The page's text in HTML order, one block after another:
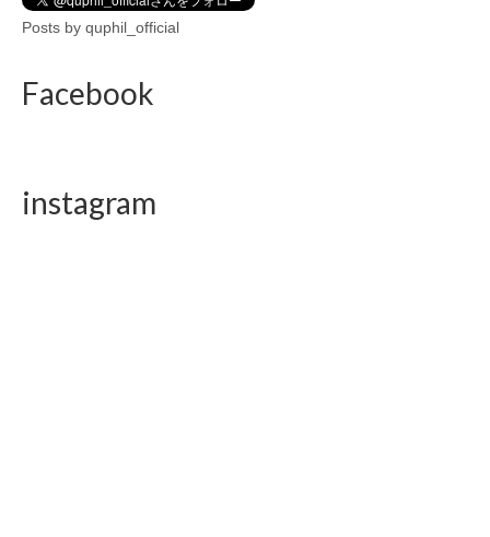
Posts by quphil_official
Facebook
instagram